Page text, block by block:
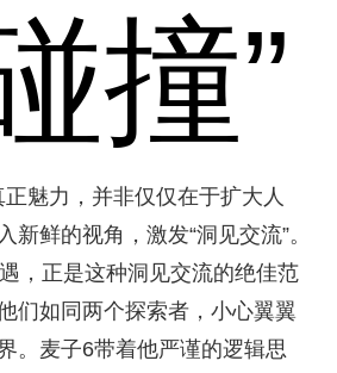
撞”
正魅力，并非仅仅在于扩大人
新鲜的视角，激发“洞见交流”。
，正是这种洞见交流的绝佳范
们如同两个探索者，小心翼翼
。麦子6带着他严谨的逻辑思